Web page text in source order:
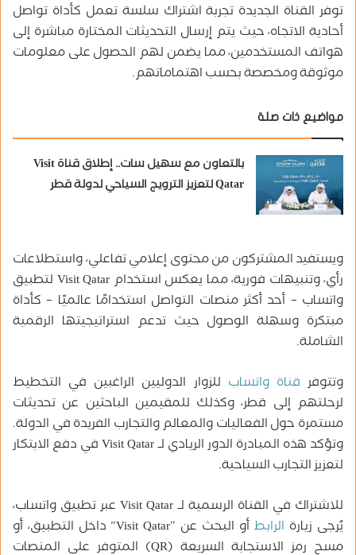
توفر القناة الجديدة تجربة اشتراك سلسة تعمل كأداة تواصل
أحادية الاتجاه، حيث يتم إرسال التحديثات المختارة مباشرة إلى
هواتف المستخدمين، مما يضمن لهم الحصول على معلومات
موثوقة ومخصصة بحسب اهتماماتهم.
مواضيع ذات صلة
بالتعاون مع سهيل سات.. إطلاق قناة Visit
Qatar لتعزيز الترويج السياحي لدولة قطر
ويستفيد المشتركون من محتوى إعلامي تفاعلي، واستطلاعات
رأي، وتنبيهات فورية، مما يعكس استخدام Visit Qatar لتطبيق
واتساب – أحد أكثر منصات التواصل استخدامًا عالميًا – كأداة
مبتكرة وسهلة الوصول حيث تدعم استراتيجيتها الرقمية
الشاملة.
وتتوفر قناة واتساب للزوار الدوليين الراغبين في التخطيط
لرحلتهم إلى قطر، وكذلك للمقيمين الباحثين عن تحديثات
مستمرة حول الفعاليات والمعالم والتجارب الفريدة في الدولة.
وتؤكد هذه المبادرة الدور الريادي لـ Visit Qatar في دفع الابتكار
لتعزيز التجارب السياحية.
للاشتراك في القناة الرسمية لـ Visit Qatar عبر تطبيق واتساب،
يُرجى زيارة الرابط
أو البحث عن “Visit Qatar” داخل التطبيق، أو
مسح رمز الاستجابة السريعة (QR) المتوفر على المنصات